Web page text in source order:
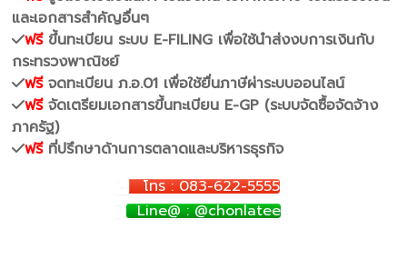
และเอกสารสำคัญอื่นๆ
ฟรีขึ้นทะเบียน ระบบ E-FILING เพื่อใช้นำส่งงบการเงินกับ
กระทรวงพาณิชย์
ฟรีจดทะเบียน ภ.อ.01 เพื่อใช้ยื่นภาษีผ่าระบบออนไลน์
ฟรีจัดเตรียมเอกสารขึ้นทะเบียน E-GP (ระบบจัดซื้อจัดจ้าง
ภาครัฐ)
ฟรีที่ปรึกษาด้านการตลาดและบริหารธุรกิจ
โทร : 083-622-5555
Line@ : @chonlatee